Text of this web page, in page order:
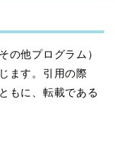
の他プログラム）
ます。引用の際
もに、転載である